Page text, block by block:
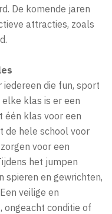
De komende jaren
attracties, zoals
die fun, sport
klas is er een
één klas voor een
de hele school voor
voor een
het jumpen
spieren en gewrichten,
veilige en
ongeacht conditie of